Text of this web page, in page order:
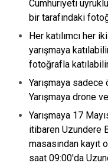
Cumhuriyeti
bir tarafındaki
Her katılımcı her
yarışmaya
fotoğrafla
Yarışmaya
Yarışmaya drone
Yarışmaya 17
itibaren Uzundere
masasından kayıt
saat 09:00'da